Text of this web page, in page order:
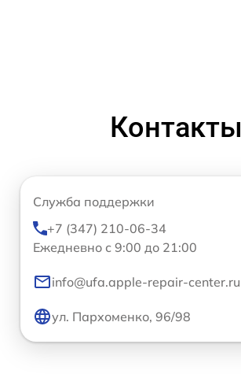
Контакты
Служба поддержки
+7 (347) 210-06-34
Ежедневно с 9:00 до 21:00
info@ufa.apple-repair-center.ru
ул. Пархоменко, 96/98